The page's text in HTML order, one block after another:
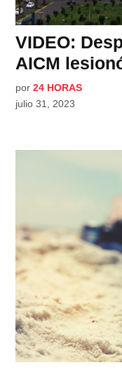
VIDEO:
AICM
por 24 HORAS
julio 31, 2023